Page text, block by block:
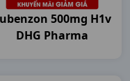
500mg H1v
DHG Pharma